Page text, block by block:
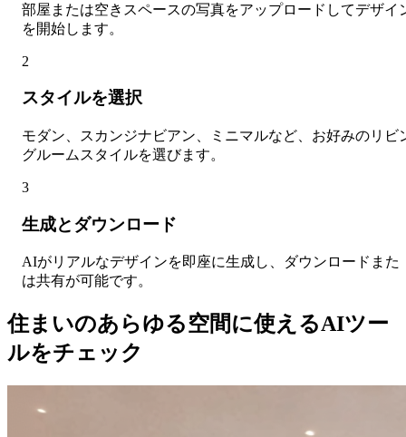
部屋または空きスペースの写真をアップロードしてデザイ
を開始します。
2
スタイルを選択
モダン、スカンジナビアン、ミニマルなど、お好みのリビ
グルームスタイルを選びます。
3
生成とダウンロード
AIがリアルなデザインを即座に生成し、ダウンロードまた
は共有が可能です。
住まいのあらゆる空間に使えるAIツー
ルをチェック